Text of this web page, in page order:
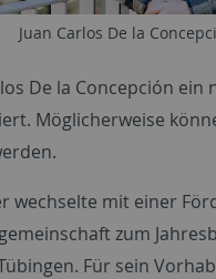
Juan Carlos De la
De la Concepción
Möglicherweise
wechselte mit einer
zum
Für sein